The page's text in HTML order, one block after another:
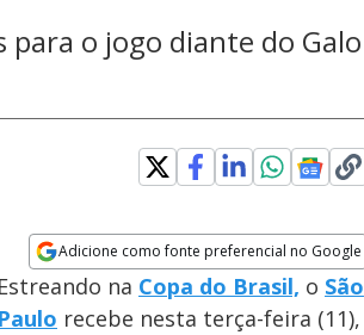
o jogo diante do Galo
Adicione como fonte preferencial no Google
Opens in new window
Estreando na Copa do Brasil, o São
Paulo recebe nesta terça-feira (11),